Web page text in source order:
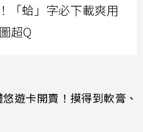
「蛤」字必下載爽用
超Q
遊卡開賣！摸得到軟膏、